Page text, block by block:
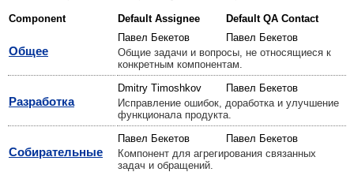
Component Default Assignee Default QA Contact
Общее
Павел Бекетов
Павел Бекетов
Общие задачи и вопросы, не относящиеся к
конкретным компонентам.
Разработка
Dmitry Timoshkov
Павел Бекетов
Исправление ошибок, доработка и улучшение
функционала продукта.
Собирательные
Павел Бекетов
Павел Бекетов
Компонент для агрегирования связанных
задач и обращений.